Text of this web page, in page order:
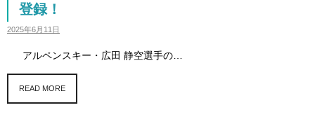
登録！
2025年6月11日
アルペンスキー・広田 静空選手の…
READ MORE